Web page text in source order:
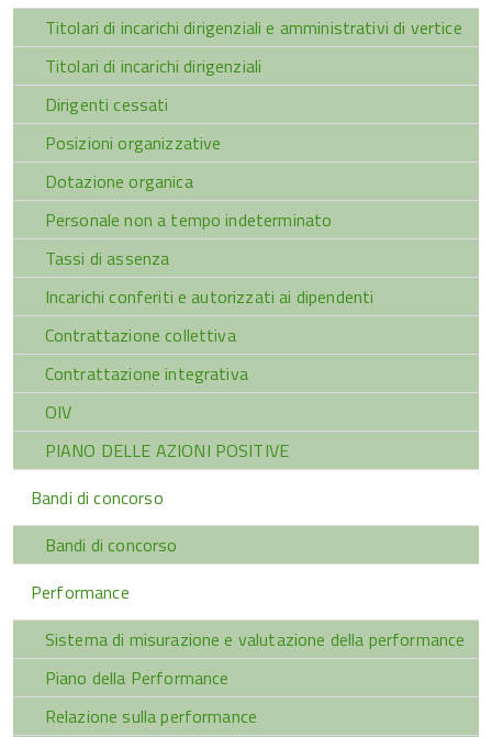
Titolari di incarichi dirigenziali e amministrativi di vertice
Titolari di incarichi dirigenziali
Dirigenti cessati
Posizioni organizzative
Dotazione organica
Personale non a tempo indeterminato
Tassi di assenza
Incarichi conferiti e autorizzati ai dipendenti
Contrattazione collettiva
Contrattazione integrativa
OIV
PIANO DELLE AZIONI POSITIVE
Bandi di concorso
Bandi di concorso
Performance
Sistema di misurazione e valutazione della performance
Piano della Performance
Relazione sulla performance